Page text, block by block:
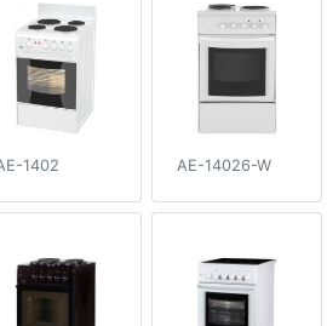
1402 AE-14026-W